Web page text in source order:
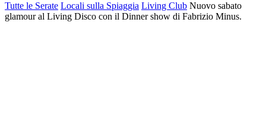
Tutte le Serate Locali sulla Spiaggia Living Club Nuovo sabato
glamour al Living Disco con il Dinner show di Fabrizio Minus.